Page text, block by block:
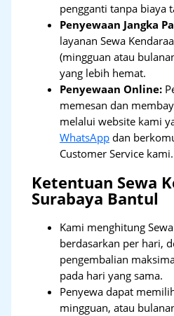
pengganti tanpa biaya
Penyewaan Jangka
layanan Sewa
(mingguan atau
yang lebih hemat.
Penyewaan Online:
memesan dan
melalui website kami
WhatsApp dan
Customer Service kami.
Ketentuan Sewa
Surabaya Bantul
Kami menghitung
berdasarkan per hari,
pengembalian
pada hari yang sama.
Penyewa dapat
mingguan, atau